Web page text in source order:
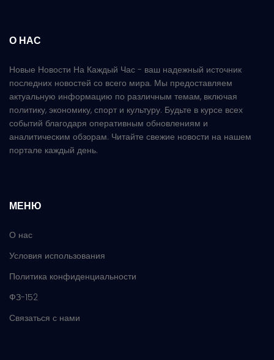
О НАС
Новые Новости На Каждый Час - ваш надежный источник
последних новостей со всего мира. Мы предоставляем
актуальную информацию по различным темам, включая
политику, экономику, спорт и культуру. Будьте в курсе всех
событий благодаря оперативным обновлениям и
аналитическим обзорам. Читайте свежие новости на нашем
портале каждый день.
МЕНЮ
О нас
Условия использования
Политика конфиденциальности
ФЗ-152
Связаться с нами